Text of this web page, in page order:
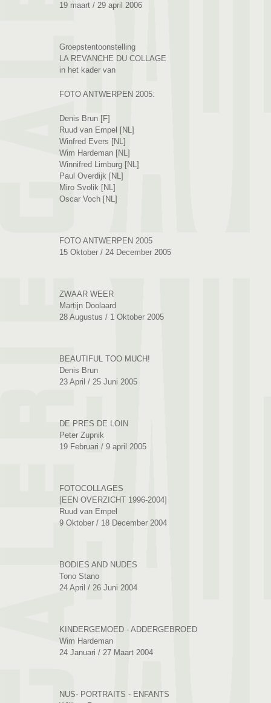
19 maart / 29 april 2006
Groepstentoonstelling
LA REVANCHE DU COLLAGE
in het kader van
FOTO ANTWERPEN 2005:
Denis Brun [F]
Ruud van Empel [NL]
Winfred Evers [NL]
Wim Hardeman [NL]
Winnifred Limburg [NL]
Paul Overdijk [NL]
Miro Svolik [NL]
Oscar Voch [NL]
FOTO ANTWERPEN 2005
15 Oktober / 24 December 2005
ZWAAR WEER
Martijn Doolaard
28 Augustus / 1 Oktober 2005
BEAUTIFUL TOO MUCH!
Denis Brun
23 April / 25 Juni 2005
DE PRES DE LOIN
Peter Zupnik
19 Februari / 9 april 2005
FOTOCOLLAGES
[EEN OVERZICHT 1996-2004]
Ruud van Empel
9 Oktober / 18 December 2004
BODIES AND NUDES
Tono Stano
24 April / 26 Juni 2004
KINDERGEMOED - ADDERGEBROED
Wim Hardeman
24 Januari / 27 Maart 2004
NUS- PORTRAITS - ENFANTS